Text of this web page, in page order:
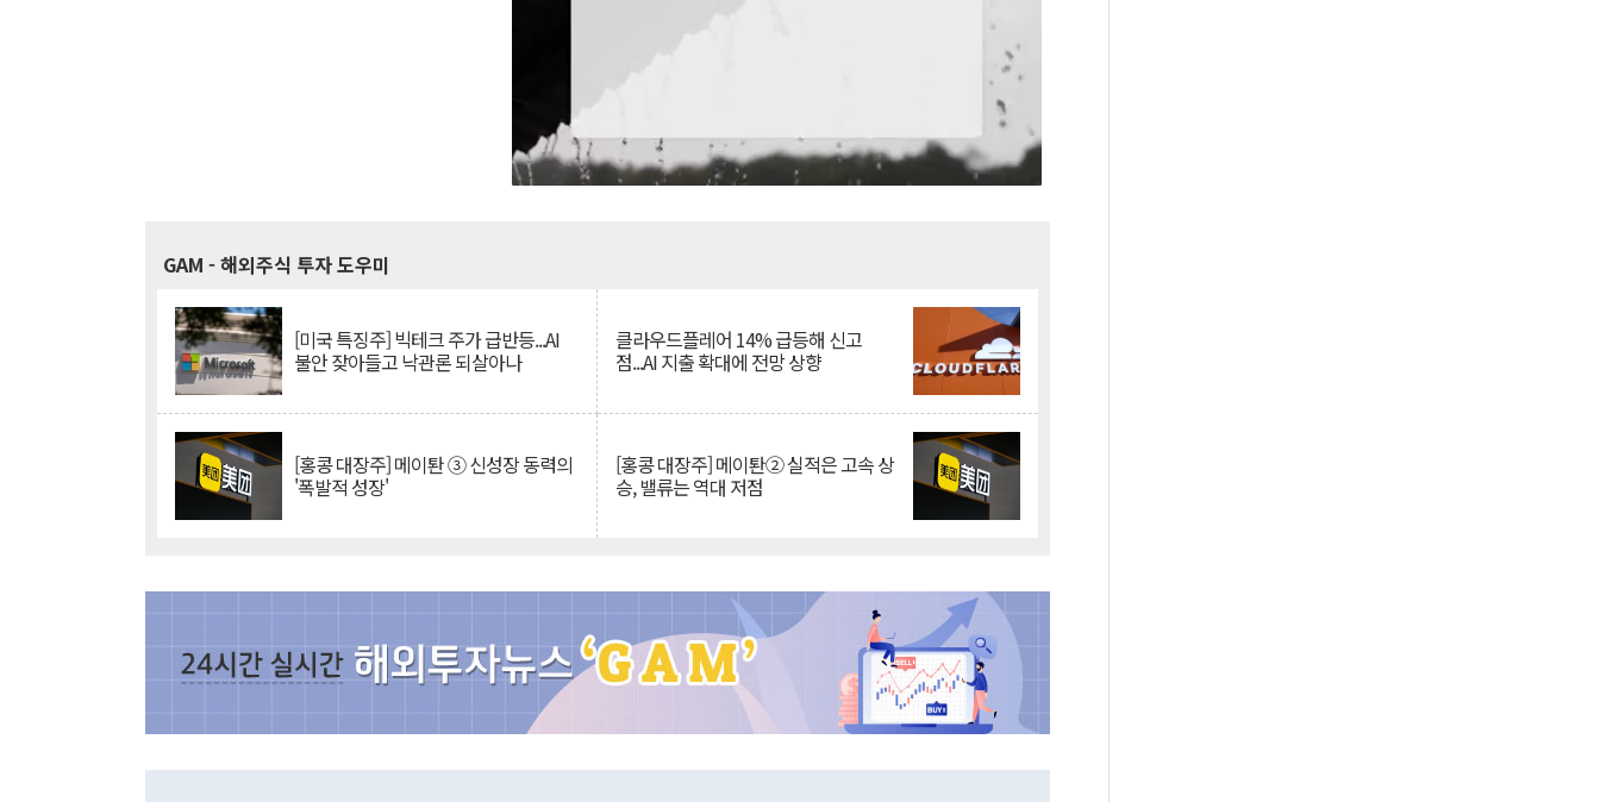
GAM - 해외주식 투자 도우미
[미국 특징주] 빅테크 주가 급반등...AI
불안 잦아들고 낙관론 되살아나
클라우드플레어 14% 급등해 신고
점...AI 지출 확대에 전망 상향
[홍콩 대장주] 메이퇀 ③ 신성장 동력의
'폭발적 성장'
[홍콩 대장주] 메이퇀② 실적은 고속 상
승, 밸류는 역대 저점